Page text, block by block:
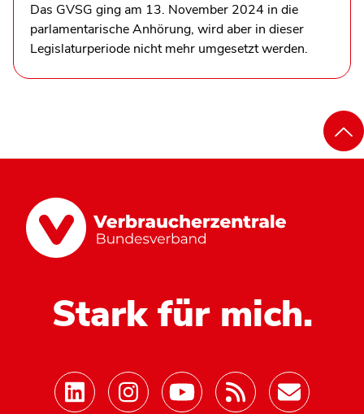
Das GVSG ging am 13. November 2024 in die
parlamentarische Anhörung, wird aber in dieser
Legislaturperiode nicht mehr umgesetzt werden.
Stark für mich.